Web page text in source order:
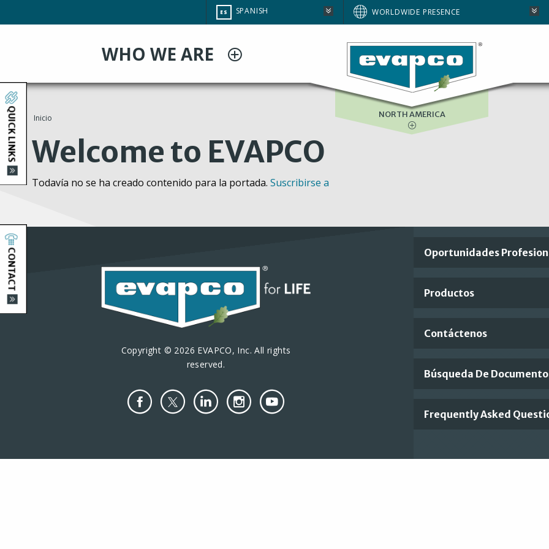
al
CHANGE
SITE
ES SPANISH WORLDWIDE PRESENCE
WHO WE ARE
BRAZIL
EUROPE
SOUTH AFRICA
NORTH AMERICA
You
are
Inicio
Welcome to EVAPCO
Todavía no se ha creado contenido para la portada. Suscribirse a
Copyright © 2026 EVAPCO, Inc. All rights
reserved.
Important
Footer
Links
Oportunidades
Productos
Contáctenos
Búsqueda De
Frequently Asked
QUICK LINKS
CONTACT